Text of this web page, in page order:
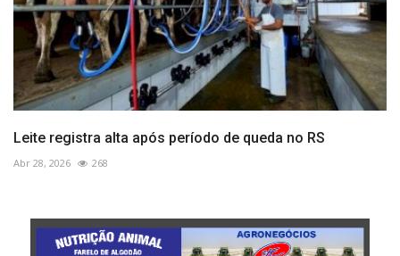
Leite registra alta após período de queda no RS
Abr 28, 2026 268